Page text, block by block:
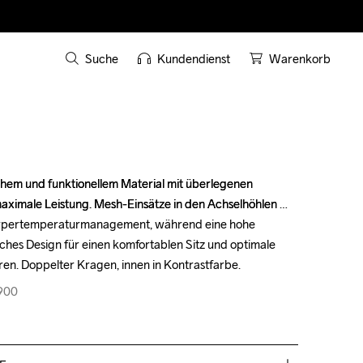
Suche Kundendienst Warenkorb
und funktionellem Material mit überlegenen
Leistung. Mesh-Einsätze in den Achselhöhlen
während eine hohe
Design für einen komfortablen Sitz und optimale
Doppelter Kragen, innen in Kontrastfarbe.
und funktionellem Material mit überlegenen
Leistung. Mesh-Einsätze in den Achselhöhlen
während eine hohe
Design für einen komfortablen Sitz und optimale
Doppelter Kragen, innen in Kontrastfarbe.